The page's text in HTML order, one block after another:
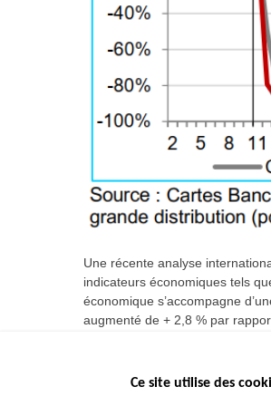
Une récente analyse
indicateurs économiques tels
économique s’accompagne
augmenté de + 2,8 % par
Ce site utilise des